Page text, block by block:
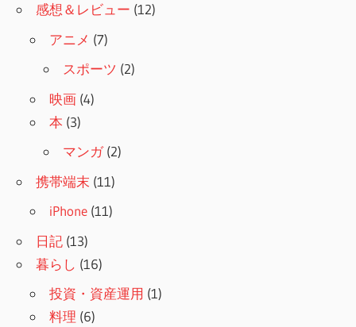
感想＆レビュー (12)
アニメ (7)
スポーツ (2)
映画 (4)
本 (3)
マンガ(2)
携帯端末 (11)
iPhone (11)
日記 (13)
暮らし (16)
投資・資産運用 (1)
料理 (6)